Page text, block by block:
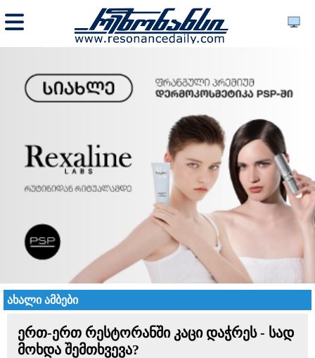
ახალი ამბები
ერთ-ერთ რესტორანში კაცი დაჭრეს - სად
მოხდა შემთხვევა?